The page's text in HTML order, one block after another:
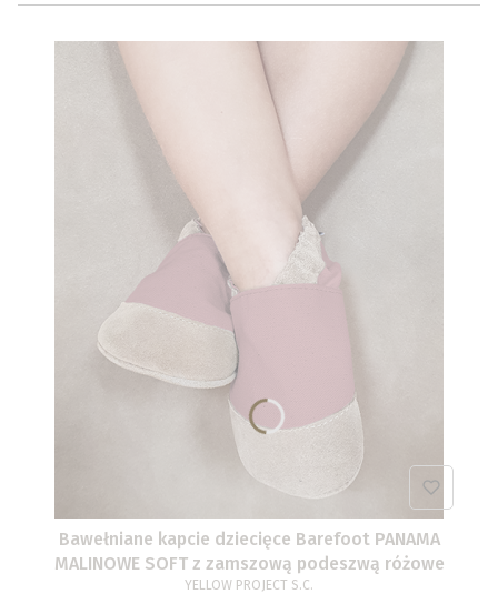
Bawełniane kapcie dziecięce Barefoot PANAMA
MALINOWE SOFT z zamszową podeszwą różowe
YELLOW PROJECT S.C.